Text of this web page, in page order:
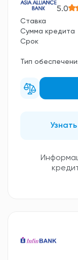
5.0
Ставка
Сумма кредита
Срок
Тип